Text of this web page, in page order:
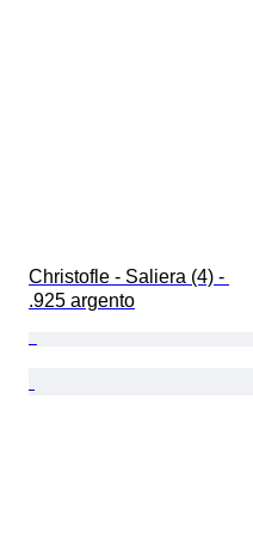
Christofle - Saliera (4) -
.925 argento